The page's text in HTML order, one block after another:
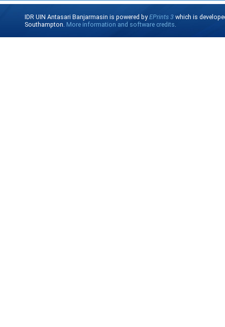
IDR UIN Antasari Banjarmasin is powered byEPrints 3 which is
Southampton. More information and software credits.